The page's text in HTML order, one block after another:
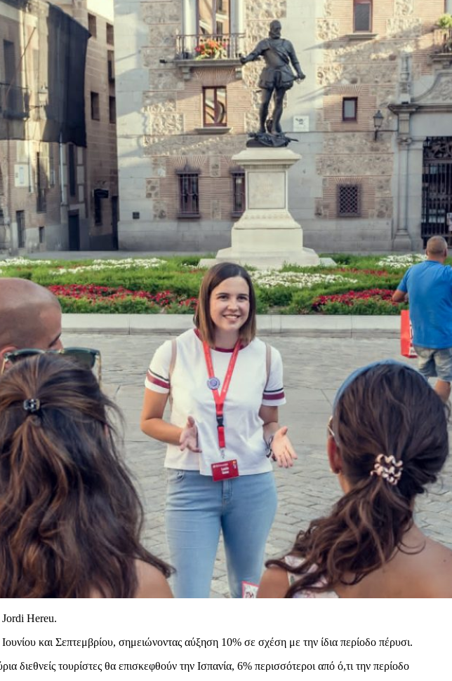
Jordi Hereu.
και Σεπτεμβρίου, σημειώνοντας αύξηση 10% σε σχέση με την ίδια περίοδο πέρυσι.
διεθνείς τουρίστες θα επισκεφθούν την Ισπανία, 6% περισσότεροι από ό,τι την περίοδο